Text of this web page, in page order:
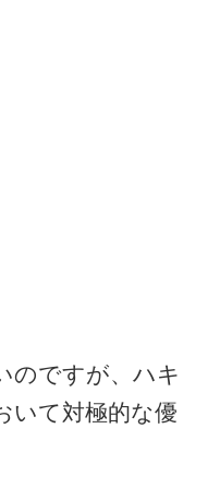
のですが、ハキ
いて対極的な優